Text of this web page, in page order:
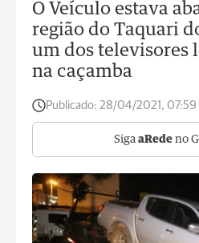
O Veículo estava
região do Taquari
um dos televisores
na caçamba
Publicado: 28/04/2021, 07:59
Siga aRede no